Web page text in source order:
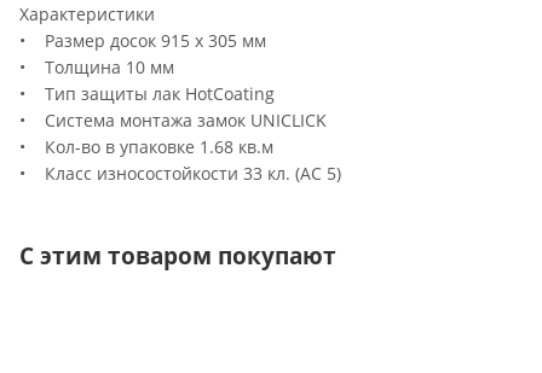
Характеристики
• Размер досок 915 х 305 мм
• Толщина 10 мм
• Тип защиты лак HotCoating
• Система монтажа замок UNICLICK
• Кол-во в упаковке 1.68 кв.м
• Класс износостойкости 33 кл. (АС 5)
С этим товаром покупают